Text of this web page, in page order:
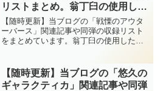
リストまとめ。翁丁臼の使用した
「ＯＴＳ(アウターバース)」が待
望の実装！！また、人気の『ハン
ディーレディ』も満を持してのテ
ュデュエル】
【随時更新】当ブログの「戦慄のアウタ
ーバース」関連記事や同弾の収録リスト
をまとめています。翁丁臼の使用した
ィ』も満を持してのテーマ化ですね～。
【遊戯王ラッシュデュエル】
【随時更新】当ブログの「悠久の
ギャラクティカ」関連記事や同弾